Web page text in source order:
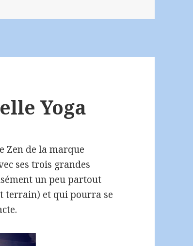
Yoga
Zen de la marque
ses trois grandes
un peu partout
terrain) et qui pourra se